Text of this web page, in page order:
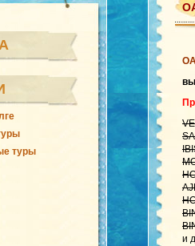
туры
и